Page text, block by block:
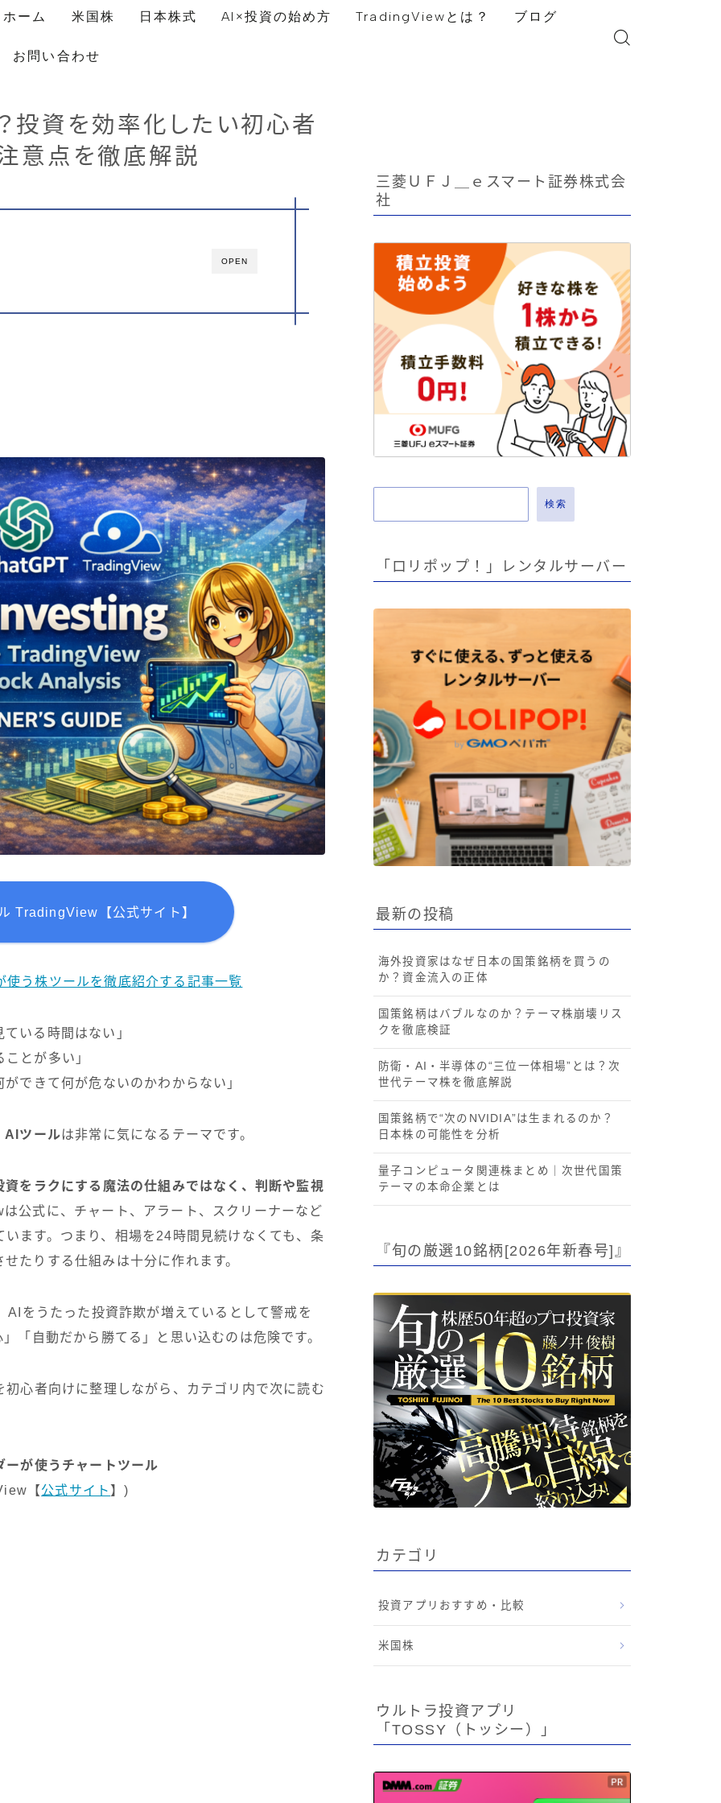
ホーム 米国株 日本株式 AI×投資の始め方 TradingViewとは？ ブログ
お問い合わせ
投資を効率化したい初心者
注意点を徹底解説
OPEN
TradingView【公式サイト】
う株ツールを徹底紹介する記事一覧
いる時間はない」
とが多い」
できて何が危ないのかわからない」
AIツールは非常に気になるテーマです。
資をラクにする魔法の仕組みではなく、判断や監視
公式に、チャート、アラート、スクリーナーなど
ます。つまり、相場を24時間見続けなくても、条
たりする仕組みは十分に作れます。
をうたった投資詐欺が増えているとして警戒を
「自動だから勝てる」と思い込むのは危険です。
心者向けに整理しながら、カテゴリ内で次に読む
ーが使うチャートツール
【公式サイト 】)
三菱ＵＦＪ＿ｅスマート証券株式会
社
検索
「ロリポップ！」レンタルサーバー
最新の投稿
海外投資家はなぜ日本の国策銘柄を買うの
か？資金流入の正体
国策銘柄はバブルなのか？テーマ株崩壊リス
クを徹底検証
防衛・AI・半導体の“三位一体相場”とは？次
世代テーマ株を徹底解説
国策銘柄で“次のNVIDIA”は生まれるのか？
日本株の可能性を分析
量子コンピュータ関連株まとめ｜次世代国策
テーマの本命企業とは
『旬の厳選10銘柄[2026年新春号]』
カテゴリ
投資アプリおすすめ・比較
米国株
ウルトラ投資アプリ
「TOSSY（トッシー）」